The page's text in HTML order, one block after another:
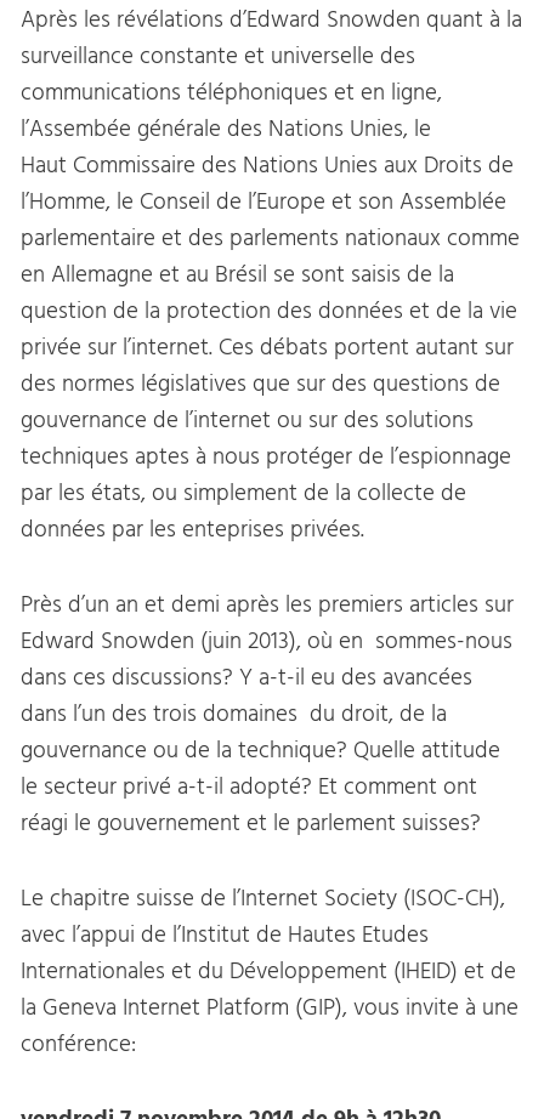
Après les révélations d’Edward Snowden quant à la
surveillance constante et universelle des
communications téléphoniques et en ligne,
l’Assembée générale des Nations Unies, le
Haut Commissaire des Nations Unies aux Droits de
l’Homme, le Conseil de l’Europe et son Assemblée
parlementaire et des parlements nationaux comme
en Allemagne et au Brésil se sont saisis de la
question de la protection des données et de la vie
privée sur l’internet. Ces débats portent autant sur
des normes législatives que sur des questions de
gouvernance de l’internet ou sur des solutions
techniques aptes à nous protéger de l’espionnage
par les états, ou simplement de la collecte de
données par les enteprises privées.
Près d’un an et demi après les premiers articles sur
Edward Snowden (juin 2013), où en sommes-nous
dans ces discussions? Y a-t-il eu des avancées
dans l’un des trois domaines du droit, de la
gouvernance ou de la technique? Quelle attitude
le secteur privé a-t-il adopté? Et comment ont
réagi le gouvernement et le parlement suisses?
Le chapitre suisse de l’Internet Society (ISOC-CH),
avec l’appui de l’Institut de Hautes Etudes
Internationales et du Développement (IHEID) et de
la Geneva Internet Platform (GIP), vous invite à une
conférence: